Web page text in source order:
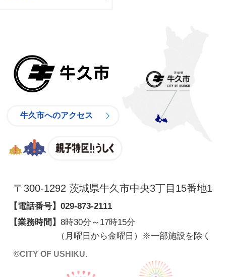
牛久市へのアクセス
〒300-1292 茨城県牛久市中央3丁目15番地1
【電話番号】 029-873-2111
【業務時間】 8時30分～17時15分
（月曜日から金曜日）※一部施設を除く
©CITY OF USHIKU.